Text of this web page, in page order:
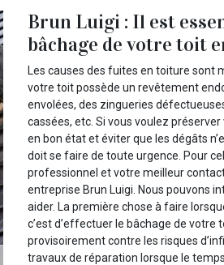
Brun Luigi : Il est
bâchage de votre toit
Les causes des fuites en toiture sont
votre toit possède un revêtement
envolées, des zingueries
cassées, etc. Si vous voulez
en bon état et éviter que les dégâts
doit se faire de toute urgence. Pour
professionnel et votre meilleur
entreprise Brun Luigi. Nous pouvons
aider. La première chose à faire
c’est d’effectuer le bâchage de
provisoirement contre les risques
travaux de réparation lorsque le